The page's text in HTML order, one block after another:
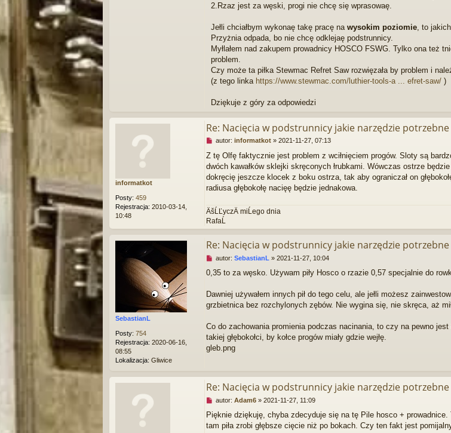
t
y
p
o
s
2.Rzaz jest za węski, progi nie chcę się wprasowaę.
Jełli chciałbym wykonaę takę pracę na wysokim poziomie , to
Przyżnia odpada, bo nie chcę odklejaę podstrunnicy.
Myłlałem nad zakupem prowadnicy HOSCO FSWG. Tylko ona też
problem.
Czy może ta piłka Stewmac Refret Saw rozwięzała by problem i
(z tego linka https://www.stewmac.com/luthier-tools-a ... efret-saw/ )
Dziękuje z góry za odpowiedzi
informatkot
Posty: 459
Rejestracja: 2010-03-14,
10:48
Re: Nacięcia w podstrunnicy jakie narzędzie potrzebne
N
e
p
r
z
z
y
t
n
y
o
t
autor: informatkot» 2021-11-27, 07:13
Z tę Olfę faktycznie jest problem z wciłnięciem progów. Sloty są
dwóch kawałków sklejki skręconych łrubkami. Wówczas ostrze
dokręcię jeszcze klocek z boku ostrza, tak aby ograniczał on
radiusa głębokołę nacięę będzie jednakowa.
ÄšĹĽyczÄ miĹego dnia
RafaĹ
SebastianL
Posty: 754
Rejestracja: 2020-06-16,
08:55
Lokalizacja: Gliwice
Re: Nacięcia w podstrunnicy jakie narzędzie potrzebne
N
e
r
z
z
y
t
o
s
autor: SebastianL » 2021-11-27, 10:04
0,35 to za węsko. Używam piły Hosco o rzazie 0,57 specjalnie do
Dawniej używałem innych pił do tego celu, ale jełli możesz
grzbietnica bez rozchylonych zębów. Nie wygina się, nie skręca, aż
Co do zachowania promienia podczas nacinania, to czy na pewno
takiej głębokołci, by kołce progów miały gdzie wejłę.
gleb.png
Re: Nacięcia w podstrunnicy jakie narzędzie potrzebne
N
e
p
autor: Adam6» 2021-11-27, 11:09
Pięknie dziękuję, chyba zdecyduje się na tę Pile hosco +
tam piła zrobi głębsze cięcie niż po bokach. Czy ten fakt jest